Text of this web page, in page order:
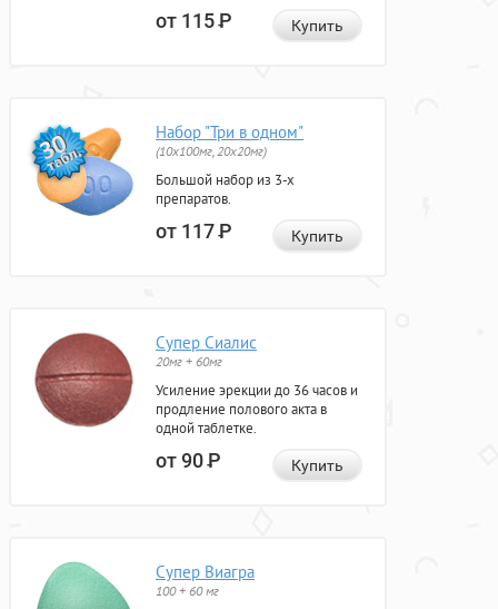
от 115Р Купить
Набор "Три в одном"
(10x100мг, 20x20мг)
Большой набор из 3-х
препаратов.
от 117Р Купить
Супер Сиалис
20мг + 60мг
Усиление эрекции до 36 часов и
продление полового акта в
одной таблетке.
от 90Р Купить
Супер Виагра
100 + 60 мг